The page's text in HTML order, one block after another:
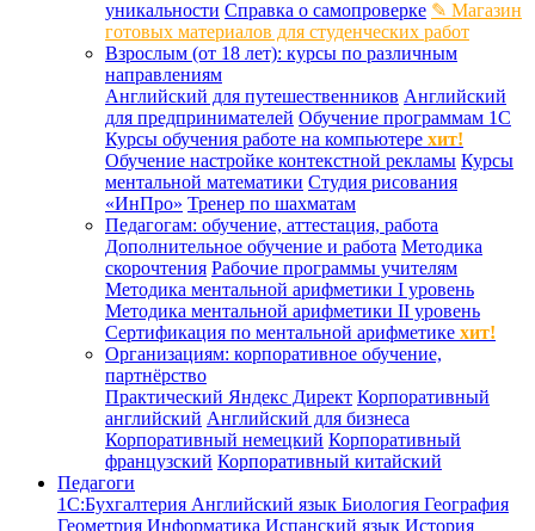
уникальности Справка о самопроверке ✎ Магазин
готовых материалов для студенческих работ
Взрослым (от 18 лет): курсы по различным
направлениям
Английский для путешественников Английский
для предпринимателей Обучение программам 1С
Курсы обучения работе на компьютере хит!
Обучение настройке контекстной рекламы Курсы
ментальной математики Студия рисования
«ИнПро» Тренер по шахматам
Педагогам: обучение, аттестация, работа
Дополнительное обучение и работа Методика
скорочтения Рабочие программы учителям
Методика ментальной арифметики I уровень
Методика ментальной арифметики II уровень
Сертификация по ментальной арифметике хит!
Организациям: корпоративное обучение,
партнёрство
Практический Яндекс Директ Корпоративный
английский Английский для бизнеса
Корпоративный немецкий Корпоративный
французский Корпоративный китайский
Педагоги
1С:Бухгалтерия Английский язык Биология География
Геометрия Информатика Испанский язык История